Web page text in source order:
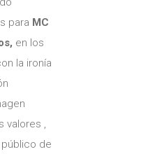
para MC
en los
la ironía
valores ,
de